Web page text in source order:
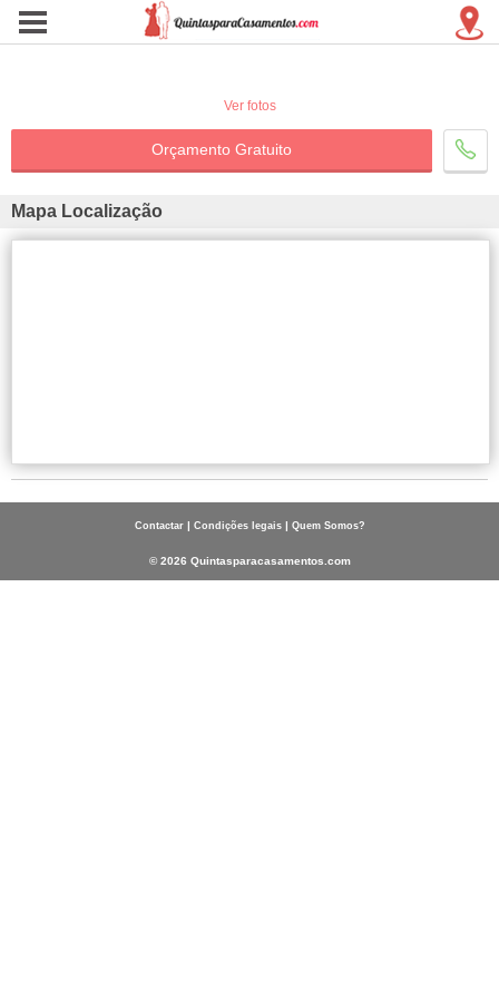
Ver fotos
Orçamento Gratuito
Mapa Localização
Contactar| Condições legais| Quem Somos?
© 2026 Quintasparacasamentos.com